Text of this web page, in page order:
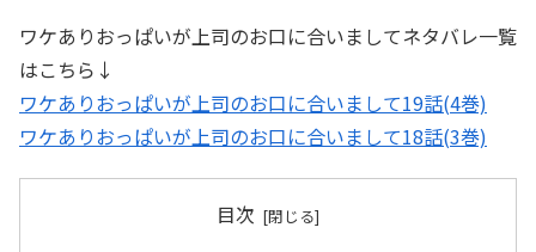
ワケありおっぱいが上司のお口に合いましてネタバレ一覧
はこちら↓
ワケありおっぱいが上司のお口に合いまして19話(4巻)
ワケありおっぱいが上司のお口に合いまして18話(3巻)
目次